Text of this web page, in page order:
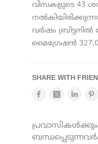
വിസകളുടെ 43
വര്‍ഷം ബ്രിട്ടനില്‍
മൈഗ്രേഷന്‍
SHARE WITH